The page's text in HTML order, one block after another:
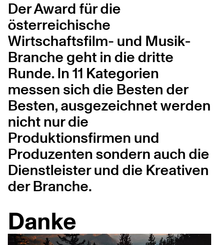
Der Award für die
österreichische
Wirtschaftsfilm- und Musik-
Branche geht in die dritte
Runde. In 11 Kategorien
messen sich die Besten der
Besten, ausgezeichnet werden
nicht nur die
Produktionsfirmen und
Produzenten sondern auch die
Dienstleister und die Kreativen
der Branche.
Danke